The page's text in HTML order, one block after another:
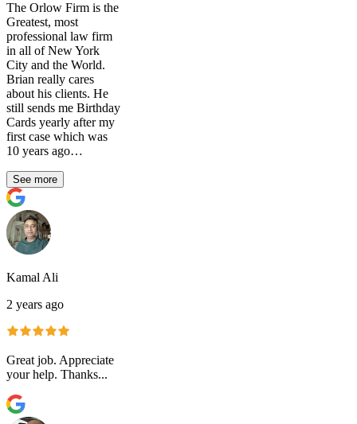
The Orlow Firm is the
Greatest, most
professional law firm
in all of New York
City and the World.
Brian really cares
about his clients. He
still sends me Birthday
Cards yearly after my
first case which was
10 years ago…
See more
Kamal Ali
2 years ago
Great job. Appreciate
your help. Thanks...